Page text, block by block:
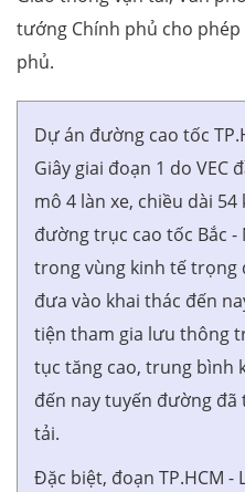
tướng Chính phủ cho
phủ.
Dự án đường cao tốc
Giây giai đoạn 1 do VEC
mô 4 làn xe, chiều dài
đường trục cao tốc Bắc
trong vùng kinh tế trọng
đưa vào khai thác đến
tiện tham gia lưu thông
tục tăng cao, trung bình
đến nay tuyến đường
tải.
Đặc biệt, đoạn TP.HCM -